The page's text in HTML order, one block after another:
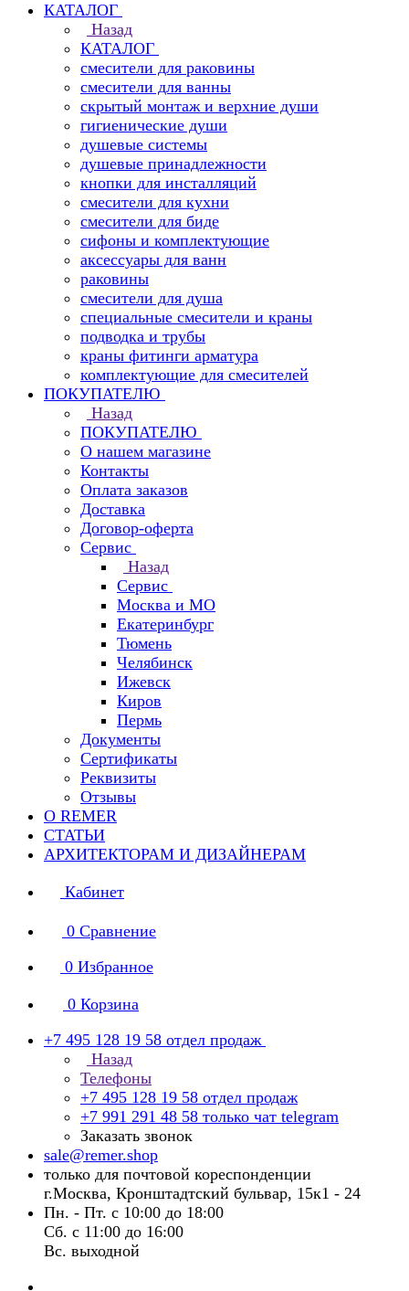
КАТАЛОГ
Назад
КАТАЛОГ
смесители для раковины
смесители для ванны
скрытый монтаж и верхние души
гигиенические души
душевые системы
душевые принадлежности
кнопки для инсталляций
смесители для кухни
смесители для биде
сифоны и комплектующие
аксессуары для ванн
раковины
смесители для душа
специальные смесители и краны
подводка и трубы
краны фитинги арматура
комплектующие для смесителей
ПОКУПАТЕЛЮ
Назад
ПОКУПАТЕЛЮ
О нашем магазине
Контакты
Оплата заказов
Доставка
Договор-оферта
Сервис
Назад
Сервис
Москва и МО
Екатеринбург
Тюмень
Челябинск
Ижевск
Киров
Пермь
Документы
Сертификаты
Реквизиты
Отзывы
О REMER
СТАТЬИ
АРХИТЕКТОРАМ И ДИЗАЙНЕРАМ
Кабинет
0 Сравнение
0 Избранное
0 Корзина
+7 495 128 19 58 отдел продаж
Назад
Телефоны
+7 495 128 19 58 отдел продаж
+7 991 291 48 58 только чат telegram
Заказать звонок
sale@remer.shop
только для почтовой кореспонденции
г.Москва, Кронштадтский бульвар, 15к1 - 24
Пн. - Пт. с 10:00 до 18:00
Сб. с 11:00 до 16:00
Вс. выходной